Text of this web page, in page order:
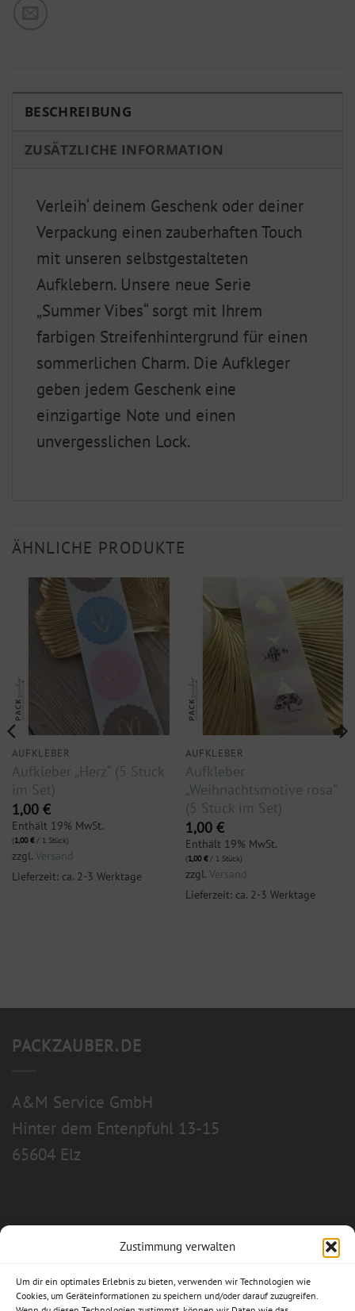
Zustimmung verwalten
Um dir ein optimales Erlebnis zu bieten, verwenden wir Technologien wie
Cookies, um Geräteinformationen zu speichern und/oder darauf zuzugreifen.
BESCHREIBUNG
ZUSÄTZLICHE INFORMATION
Verleih‘ deinem Geschenk oder deiner
Verpackung einen zauberhaften Touch
mit unseren selbstgestalteten
Aufklebern. Unsere neue Serie
„Summer Vibes“ sorgt mit Ihrem
farbigen Streifenhintergrund für einen
sommerlichen Charm. Die Aufkleger
geben jedem Geschenk eine
einzigartige Note und einen
unvergesslichen Lock.
ÄHNLICHE PRODUKTE
AUFKLEBER
Aufkleber „Herz“ (5 Stück
im Set)
1,00 €
Enthält 19% MwSt.
(1,00€/ 1 Stück)
zzgl. Versand
Lieferzeit: ca. 2-3 Werktage
AUFKLEBER
Aufkleber
„Weihnachtsmotive rosa“
(5 Stück im Set)
1,00 €
Enthält 19% MwSt.
(1,00€/ 1 Stück)
zzgl. Versand
Lieferzeit: ca. 2-3 Werktage
PACKZAUBER.DE
A&M Service GmbH
Hinter dem Entenpfuhl 13-15
65604 Elz
Allgemeine Geschäftsbedingungen
Impressum